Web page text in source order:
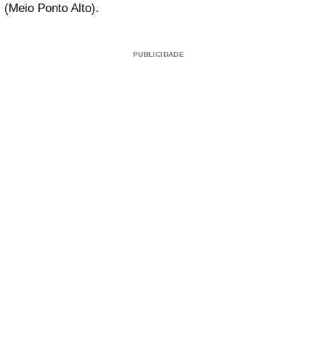
(Meio Ponto Alto).
PUBLICIDADE